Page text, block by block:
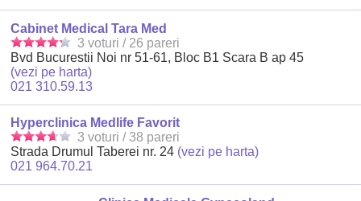
Cabinet Medical Tara Med
3 voturi / 26 pareri
Bvd Bucurestii Noi nr 51-61, Bloc B1 Scara B ap 45
(vezi pe harta)
021 310.59.13
Hyperclinica Medlife Favorit
3 voturi / 38 pareri
Strada Drumul Taberei nr. 24 (vezi pe harta)
021 964.70.21